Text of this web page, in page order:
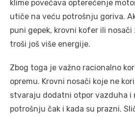
klime povećava opterećenje
utiče na veću potrošnju goriva.
puni gepek, krovni kofer ili nosači
troši još više energije.
Zbog toga je važno racionalno
opremu. Krovni nosači koje ne
stvaraju dodatni otpor vazduha i
potrošnju čak i kada su prazni.